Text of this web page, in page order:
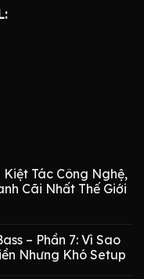
Tác Công Nghệ,
Cãi Nhất Thế Giới
– Phần 7: Vì Sao
Nhưng Khó Setup